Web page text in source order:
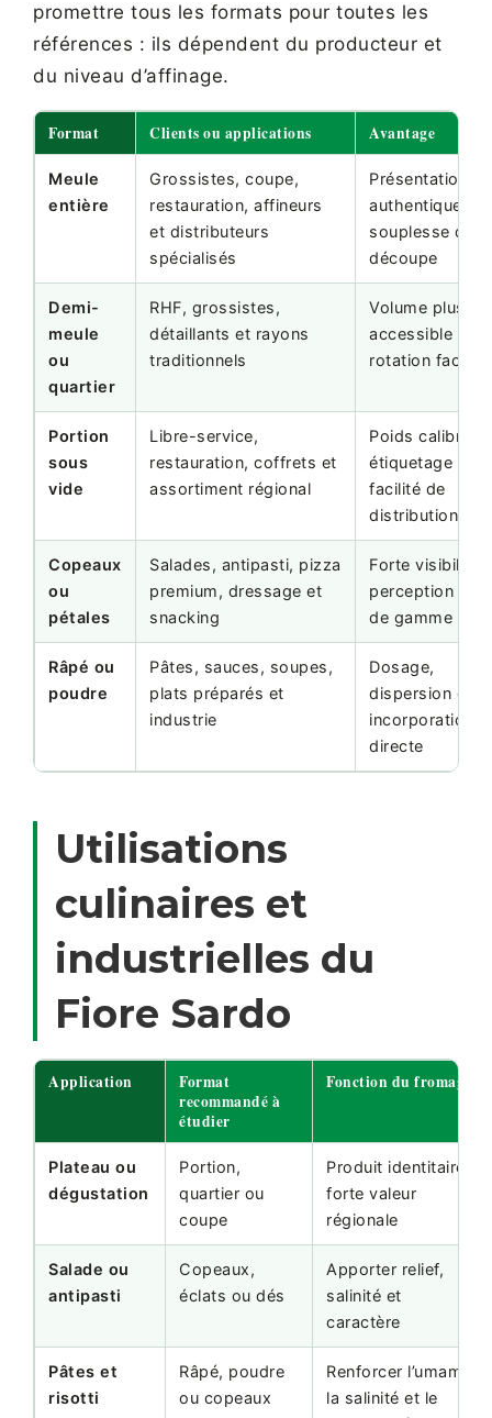
promettre tous les formats pour toutes les
références : ils dépendent du producteur et
du niveau d’affinage.
Format Clients ou applications Avantage
Meule
entière
Grossistes, coupe,
restauration, affineurs
et distributeurs
spécialisés
Présentation
authentique et
souplesse de
découpe
Demi-
meule
ou
quartier
RHF, grossistes,
détaillants et rayons
traditionnels
Volume plus
accessible et
rotation
Portion
sous
vide
Libre-service,
restauration, coffrets et
assortiment régional
Poids calibré,
étiquetage et
facilité de
distribution
Copeaux
ou
pétales
Salades, antipasti, pizza
premium, dressage et
snacking
Forte visibilité
perception
de gamme
Râpé ou
poudre
Pâtes, sauces, soupes,
plats préparés et
industrie
Dosage,
dispersion et
incorporation
directe
Utilisations
culinaires et
industrielles du
Fiore Sardo
Application
Format
recommandé à
étudier
Fonction du fromage
Plateau ou
dégustation
Portion,
quartier ou
coupe
Produit identitaire à
forte valeur
régionale
Salade ou
antipasti
Copeaux,
éclats ou dés
Apporter relief,
salinité et
caractère
Pâtes et
risotti
Râpé, poudre
ou copeaux
Renforcer l’umami,
la salinité et le